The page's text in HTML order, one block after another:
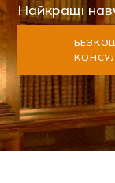
Найкращі